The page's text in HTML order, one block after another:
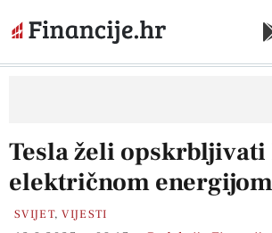
Tesla želi opskrbljivati
električnom energijom
SVIJET,VIJESTI